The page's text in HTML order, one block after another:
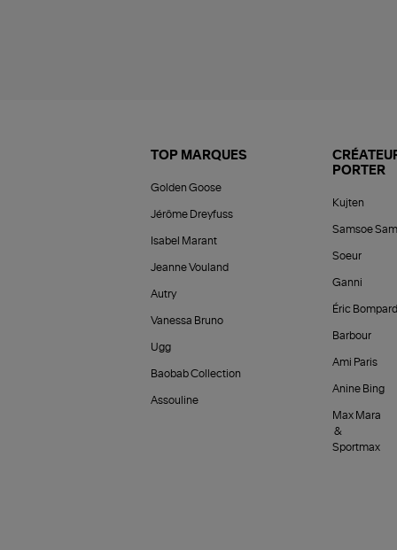
TOP MARQUES
Golden Goose
Jérôme Dreyfuss
Isabel Marant
Jeanne Vouland
Autry
Vanessa Bruno
Ugg
Baobab Collection
Assouline
PORTER
Kujten
Samsoe
Soeur
Ganni
Éric Bompard
Barbour
Ami Paris
Anine Bing
Max Mara
&
Sportmax